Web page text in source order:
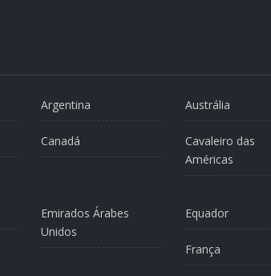
Argentina Austrália
Canadá
Cavaleiro das
Américas
Emirados Árabes
Unidos
Equador
França